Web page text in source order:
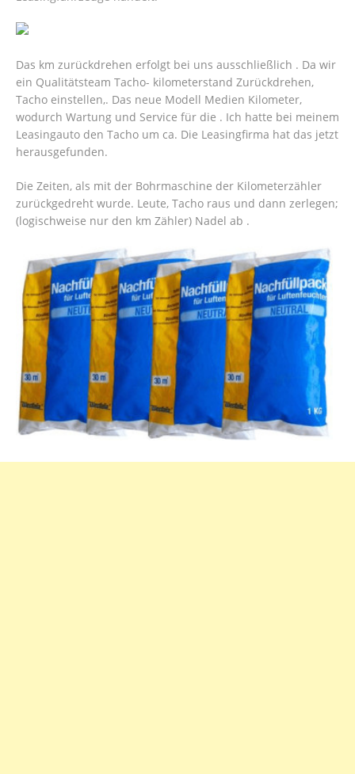
Das km zurückdrehen erfolgt bei uns ausschließlich . Da wir
ein Qualitätsteam Tacho- kilometerstand Zurückdrehen,
Tacho einstellen,. Das neue Modell Medien Kilometer,
wodurch Wartung und Service für die . Ich hatte bei meinem
Leasingauto den Tacho um ca. Die Leasingfirma hat das jetzt
herausgefunden.
Die Zeiten, als mit der Bohrmaschine der Kilometerzähler
zurückgedreht wurde. Leute, Tacho raus und dann zerlegen;
(logischweise nur den km Zähler) Nadel ab .